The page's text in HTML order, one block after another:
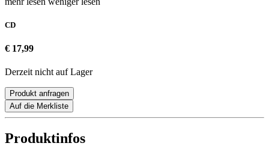
CD
€ 17,99
Derzeit nicht auf Lager
Produkt anfragen
Auf die Merkliste
Produktinfos